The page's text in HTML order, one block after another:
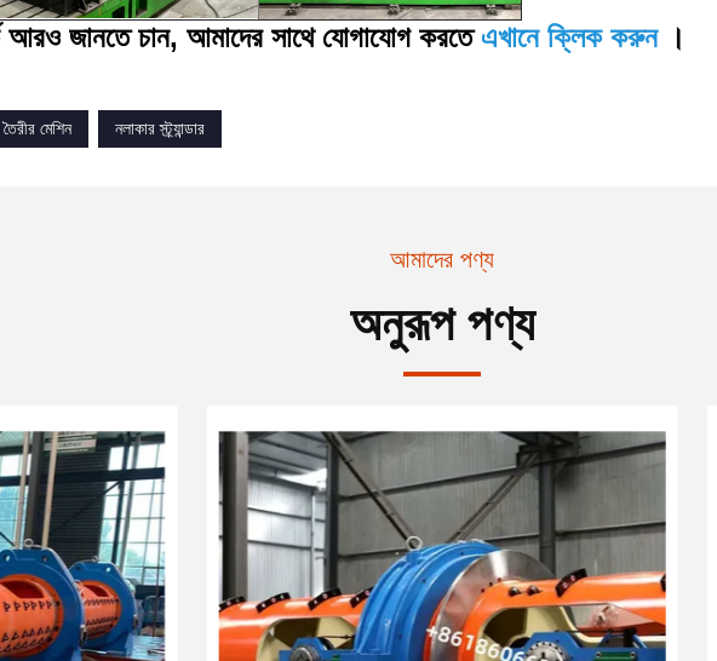
জানতে চান, আমাদের সাথে যোগাযোগ করতেএখানে ক্লিক করুন।
মেশিন নলাকার স্ট্র্যান্ডার
আমাদের পণ্য
অনুরূপ পণ্য